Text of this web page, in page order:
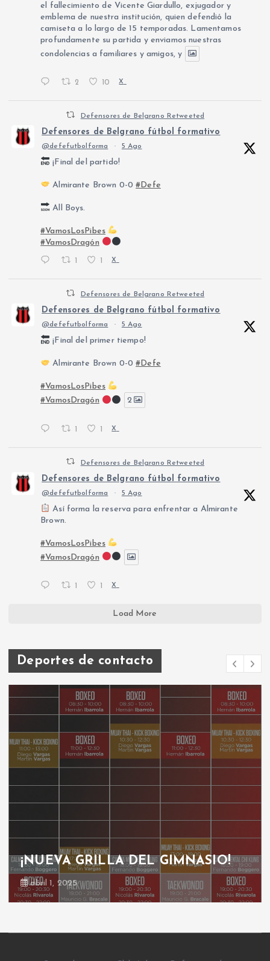
el fallecimiento de Vicente Giardullo, exjugador y
emblema de nuestra institución, quien defendió la
camiseta a lo largo de 15 temporadas. Lamentamos
profundamente su partida y enviamos nuestras
condolencias a familiares y amigos, y
2 10 X
Defensores de Belgrano Retweeted
Defensores de Belgrano fútbol formativo
@defefutbolforma · 5 Ago
¡Final del partido!
Almirante Brown 0-0#Defe
All Boys.
#VamosLosPibes
#VamosDragón
X
Defensores de Belgrano Retweeted
Defensores de Belgrano fútbol formativo
@defefutbolforma · 5 Ago
¡Final del primer tiempo!
Almirante Brown 0-0#Defe
#VamosLosPibes
#VamosDragón
2
1 1 X
Defensores de Belgrano Retweeted
Defensores de Belgrano fútbol formativo
@defefutbolforma · 5 Ago
Así forma la reserva para enfrentar a Almirante
Brown.
#VamosLosPibes
#VamosDragón
X
Load More
Deportes de contacto
GRILLA GIMNASIO
octubre 30, 2024